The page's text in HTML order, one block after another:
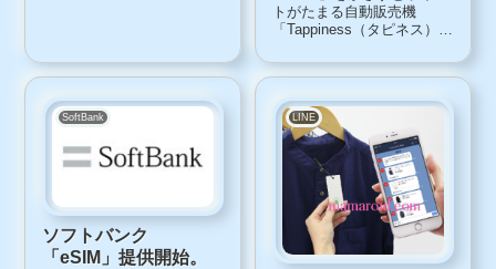
た
トがたまる自動販売機
「Tappiness（タピネス）」
ピネス）自販機で商品を購
入すると、全員に特典チケ
ット（200円以下の商品と交
換可能）が1枚もらえます。
遅ればせながら、T...
SoftBank
ソフトバンク
「eSIM」提供開始。
LINE